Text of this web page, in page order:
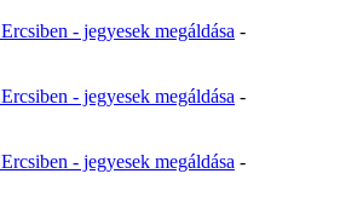
- jegyesek megáldása -
- jegyesek megáldása -
- jegyesek megáldása -